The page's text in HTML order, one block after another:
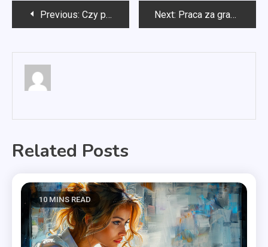
Nawigacja
Previous: Czy praca za granicą wlicza się do stażu pracy? Next: Praca za granicą na co uważać?
Related Posts
10 MINS READ